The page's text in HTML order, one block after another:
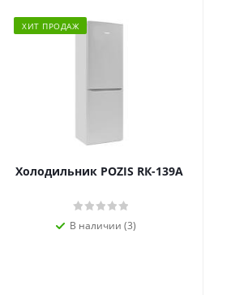
ХИТ ПРОДАЖ
Холодильник POZIS RК-139А
В наличии (3)